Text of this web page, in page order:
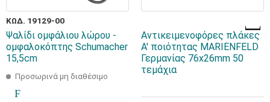
ΚΩΔ. 19129-00
Ψαλίδι ομφάλιου λώρου -
ομφαλοκόπτης Schumacher
15,5cm
Προσωρινά μη διαθέσιμο
Αντικειμενοφόρες πλάκες
Α' ποιότητας MARIENFELD
Γερμανίας 76x26mm 50
τεμάχια